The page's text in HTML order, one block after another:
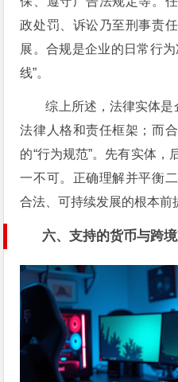
政处罚、诉讼乃至刑事责
展。合规是企业的日常行
线”。
综上所述，法律实体是
法律人格和责任框架；而
的“行为规范”。先有实体
一不可。正确理解并平衡
合法、可持续发展的根本前
六、支持的货币与跨